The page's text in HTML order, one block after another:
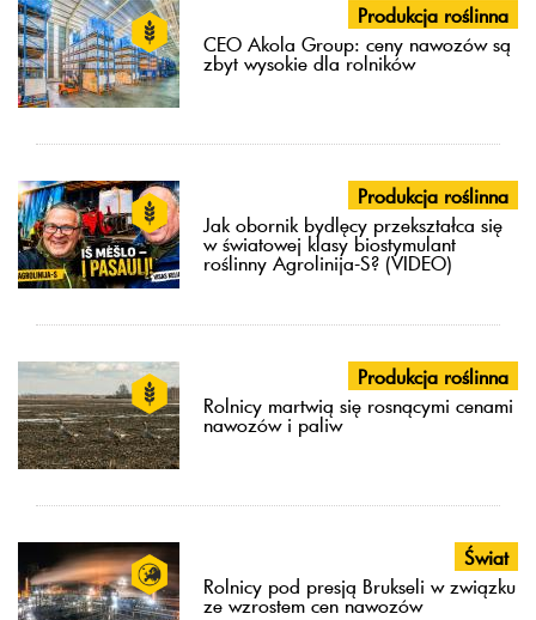
Produkcja roślinna
CEO Akola Group: ceny nawozów są
zbyt wysokie dla rolników
Produkcja roślinna
Jak obornik bydlęcy przekształca się
w światowej klasy biostymulant
roślinny Agrolinija-S? (VIDEO)
Produkcja roślinna
Rolnicy martwią się rosnącymi cenami
nawozów i paliw
Świat
Rolnicy pod presją Brukseli w związku
ze wzrostem cen nawozów